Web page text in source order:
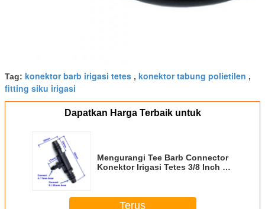
Tag: konektor barb irigasi tetes , konektor tabung polietilen ,
fitting siku irigasi
Dapatkan Harga Terbaik untuk
Mengurangi Tee Barb Connector
Konektor Irigasi Tetes 3/8 Inch -
Terus